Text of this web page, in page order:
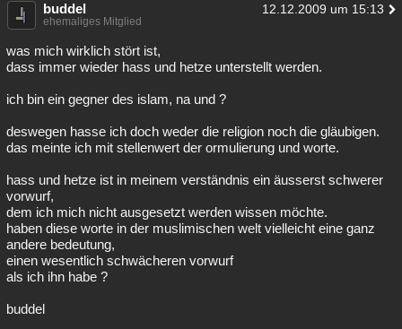
buddel 12.12.2009 um 15:13
ehemaliges Mitglied
was mich wirklich stört ist,
dass immer wieder hass und hetze unterstellt werden.
ich bin ein gegner des islam, na und ?
deswegen hasse ich doch weder die religion noch die gläubigen.
das meinte ich mit stellenwert der ormulierung und worte.
hass und hetze ist in meinem verständnis ein äusserst schwerer
vorwurf,
dem ich mich nicht ausgesetzt werden wissen möchte.
haben diese worte in der muslimischen welt vielleicht eine ganz
andere bedeutung,
einen wesentlich schwächeren vorwurf
als ich ihn habe ?
buddel